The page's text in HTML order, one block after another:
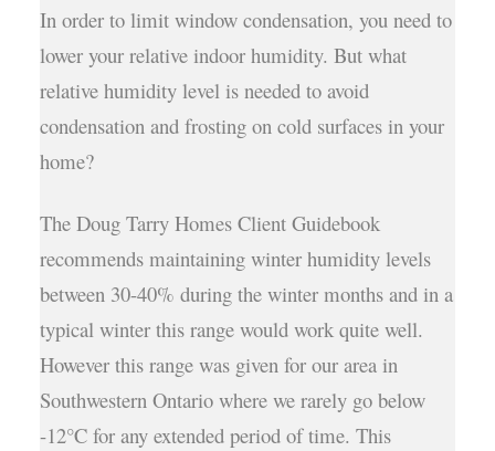
In order to limit window condensation, you need to
lower your relative indoor humidity. But what
relative humidity level is needed to avoid
condensation and frosting on cold surfaces in your
home?
The Doug Tarry Homes Client Guidebook
recommends maintaining winter humidity levels
between 30-40% during the winter months and in a
typical winter this range would work quite well.
However this range was given for our area in
Southwestern Ontario where we rarely go below
-12°C for any extended period of time. This